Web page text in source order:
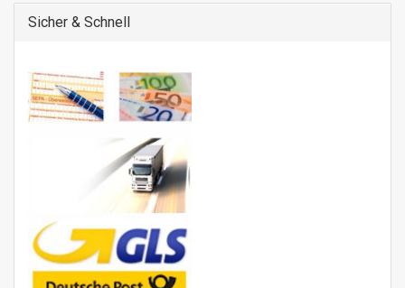
Sicher & Schnell